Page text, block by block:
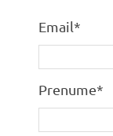
Email*
Prenume*